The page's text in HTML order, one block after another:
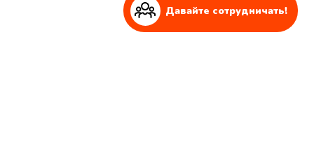
Давайте сотрудничать!